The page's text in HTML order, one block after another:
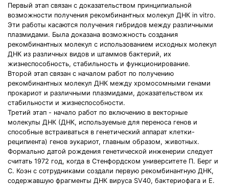
Первый этап связан с доказательством принципиальной
возможности получения рекомбинантных молекул ДНК in vitro.
Эти работы касаются получения гибридов между различными
плазмидами. Была доказана возможность создания
рекомбинантных молекул с использованием исходных молекул
ДНК из различных видов и штаммов бактерий, их
жизнеспособность, стабильность и функционирование.
Второй этап связан с началом работ по получению
рекомбинантных молекул ДНК между хромосомными генами
прокариот и различными плазмидами, доказательством их
стабильности и жизнеспособности.
Третий этап - начало работ по включению в векторные
молекулы ДНК (ДНК, используемые для переноса генов и
способные встраиваться в генетический аппарат клетки-
реципиента) генов эукариот, главным образом, животных.
Формально датой рождения генетической инженерии следует
считать 1972 год, когда в Стенфордском университете П. Берг и
С. Коэн с сотрудниками создали первую рекомбинантную ДНК,
содержавшую фрагменты ДНК вируса SV40, бактериофага и E.